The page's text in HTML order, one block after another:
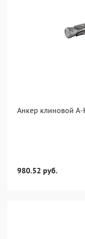
Анкер клиновой
980.52 руб.